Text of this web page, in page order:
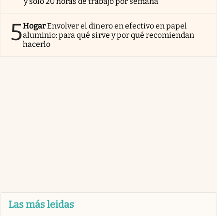
5HogarEnvolver el dinero en efectivo en papel
aluminio: para qué sirve y por qué recomiendan
hacerlo
Las más leidas